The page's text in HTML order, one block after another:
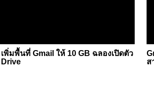
พิ่มพื้นที่ Gmail ให้ 10 GB ฉลองเปิดตัว
ส